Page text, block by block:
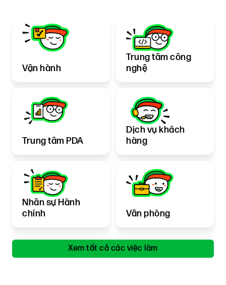
Vận hành
Trung tâm công
nghệ
Trung tâm PDA
Dịch vụ khách
hàng
Nhân sự Hành
chính
Văn phòng
Xem tất cả các việc làm